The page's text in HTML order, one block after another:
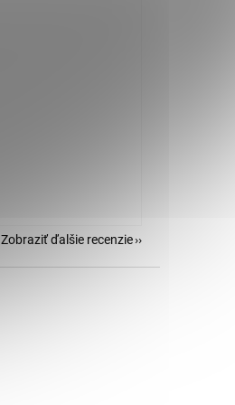
Zobraziť ďalšie recenzie